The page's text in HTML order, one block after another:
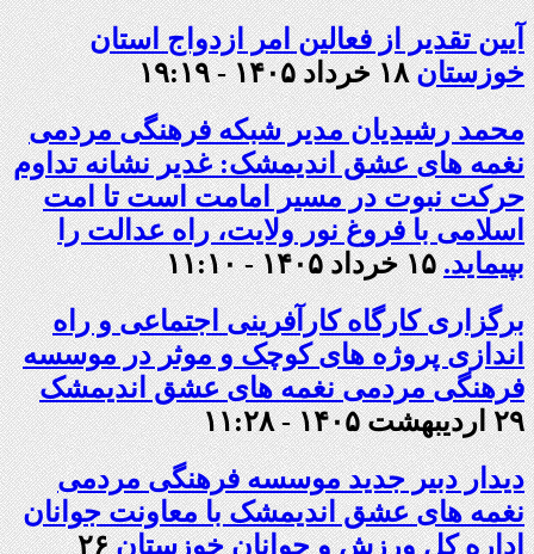
آیین تقدیر از فعالین امر ازدواج استان
خوزستان ۱۸ خرداد ۱۴۰۵ - ۱۹:۱۹
محمد رشیدیان مدیر شبکه فرهنگی مردمی
نغمه های عشق اندیمشک: غدیر نشانه تداوم
حرکت نبوت در مسیر امامت است تا امت
اسلامی با فروغ نور ولایت، راه عدالت را
بپیماید. ۱۵ خرداد ۱۴۰۵ - ۱۱:۱۰
برگزاری کارگاه کارآفرینی اجتماعی و راه
اندازی پروژه های کوچک و موثر در موسسه
فرهنگی مردمی نغمه های عشق اندیمشک
۲۹ اردیبهشت ۱۴۰۵ - ۱۱:۲۸
دیدار دبیر جدید موسسه فرهنگی مردمی
نغمه های عشق اندیمشک با معاونت جوانان
اداره کل ورزش و جوانان خوزستان ۲۶